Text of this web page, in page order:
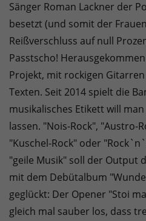
Sänger Roman Lackner der
besetzt (und somit der
Reißverschluss auf null
Passtscho!
Projekt, mit rockigen
Texten. Seit 2014 spielt die
musikalisches Etikett will
lassen. "Nois-Rock", "Austro-
"Kuschel-Rock" oder
"geile Musik" soll der Output
mit dem Debütalbum
geglückt: Der Opener "Stoi
gleich mal sauber los, dass